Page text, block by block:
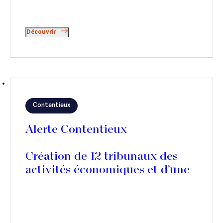
Découvrir
Contentieux
Alerte Contentieux
Création de 12 tribunaux des
activités économiques et d’une